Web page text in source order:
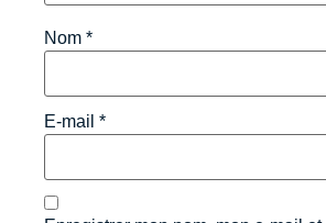
Nom *
E-mail *